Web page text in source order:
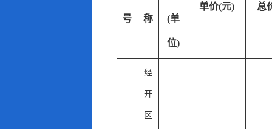
号 称 (单
位)
单价(元) 总
经
开
区